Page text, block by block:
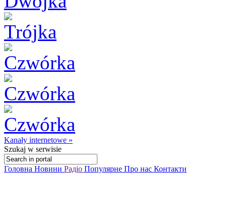
Kanały internetowe »
Szukaj w serwisie
Головна Новини Радіо Популярне Про нас Контакти